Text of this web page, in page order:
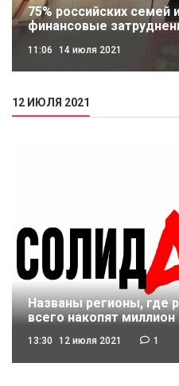
75% российских
финансовые
11:06 14 июля 2021
12 ИЮЛЯ 2021
Названы регионы, где
всего накопят миллион
13:30 12 июля 2021 1